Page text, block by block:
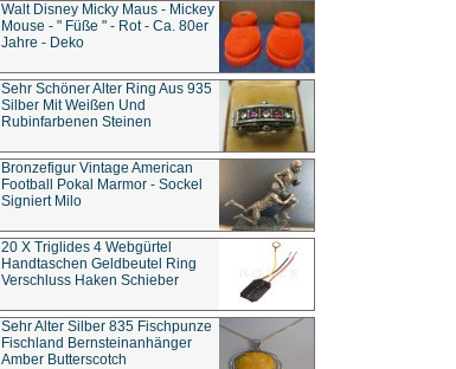
Walt Disney Micky Maus - Mickey
Mouse - " Füße " - Rot - Ca. 80er
Jahre - Deko
Sehr Schöner Alter Ring Aus 935
Silber Mit Weißen Und
Rubinfarbenen Steinen
Bronzefigur Vintage American
Football Pokal Marmor - Sockel
Signiert Milo
20 X Triglides 4 Webgürtel
Handtaschen Geldbeutel Ring
Verschluss Haken Schieber
Sehr Alter Silber 835 Fischpunze
Fischland Bernsteinanhänger
Amber Butterscotch